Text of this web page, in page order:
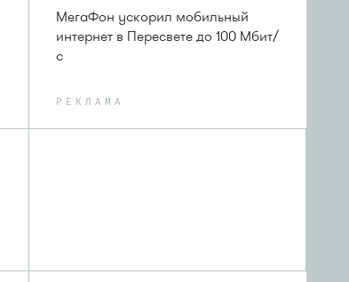
МегаФон ускорил мобильный
интернет в Пересвете до 100 Мбит/
с
РЕКЛАМА